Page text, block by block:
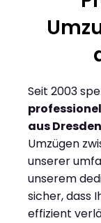
Seit 2003
aus Dresden
Umzügen
unserer
unserem
sicher, dass
effizient